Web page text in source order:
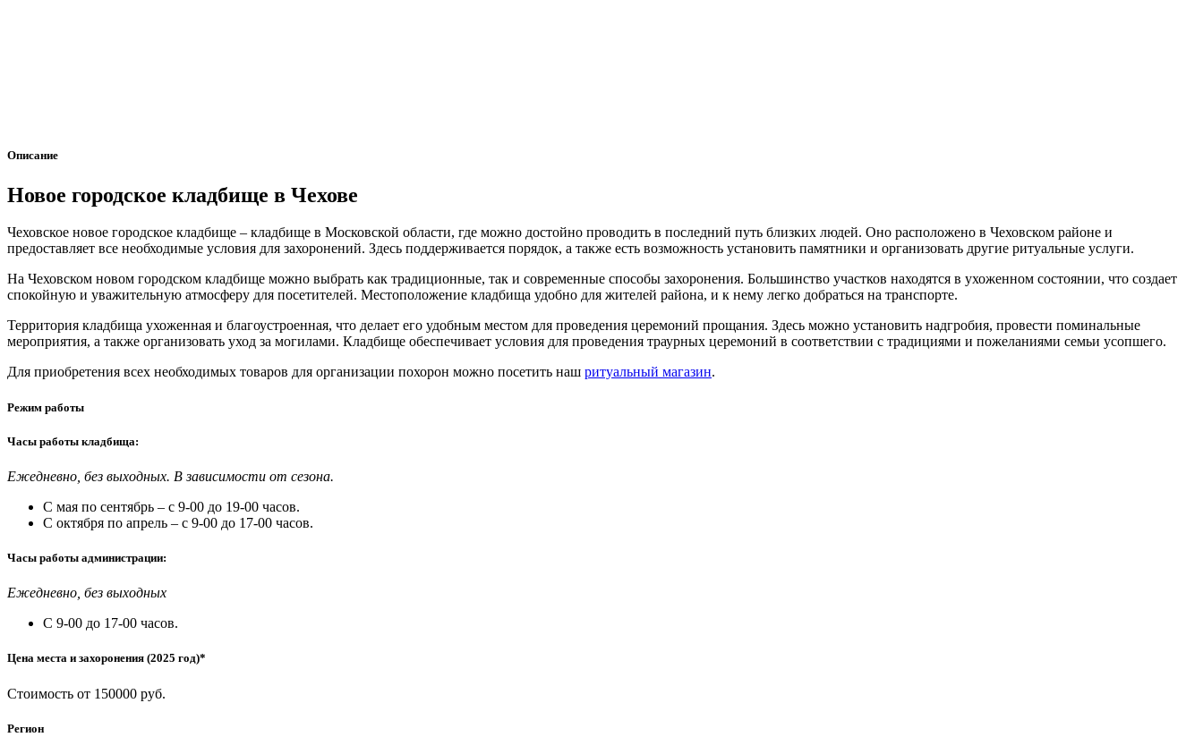
Описание
Новое городское кладбище в Чехове
Чеховское новое городское кладбище – кладбище в Московской области, где можно достойно проводить в последний путь близких людей. Оно расположено в Чеховском районе и
предоставляет все необходимые условия для захоронений. Здесь поддерживается порядок, а также есть возможность установить памятники и организовать другие ритуальные услуги.
На Чеховском новом городском кладбище можно выбрать как традиционные, так и современные способы захоронения. Большинство участков находятся в ухоженном состоянии, что создает
спокойную и уважительную атмосферу для посетителей. Местоположение кладбища удобно для жителей района, и к нему легко добраться на транспорте.
Территория кладбища ухоженная и благоустроенная, что делает его удобным местом для проведения церемоний прощания. Здесь можно установить надгробия, провести поминальные
мероприятия, а также организовать уход за могилами. Кладбище обеспечивает условия для проведения траурных церемоний в соответствии с традициями и пожеланиями семьи усопшего.
Для приобретения всех необходимых товаров для организации похорон можно посетить наш ритуальный магазин.
Режим работы
Часы работы кладбища:
Ежедневно, без выходных. В зависимости от сезона.
С мая по сентябрь – с 9-00 до 19-00 часов.
С октября по апрель – с 9-00 до 17-00 часов.
Часы работы администрации:
Ежедневно, без выходных
С 9-00 до 17-00 часов.
Цена места и захоронения (2025 год)*
Стоимость от 150000 руб.
Регион